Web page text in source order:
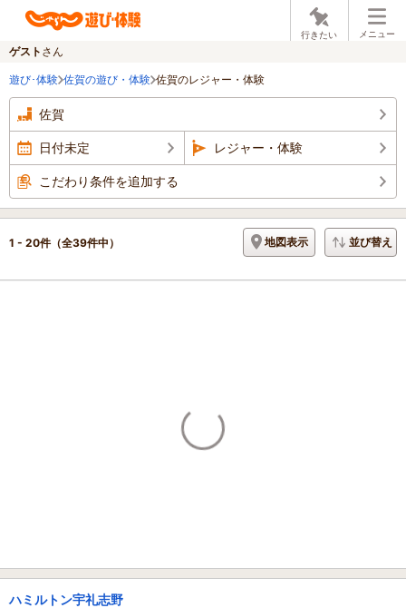
行きたい メニュー
ゲスト さん
遊び･体験 佐賀の遊び・体験 佐賀のレジャー・体験
佐賀
日付未定 レジャー・体験
こだわり条件を追加する
1 - 20件（全39件中） 地図表示 並び替え
ハミルトン宇礼志野